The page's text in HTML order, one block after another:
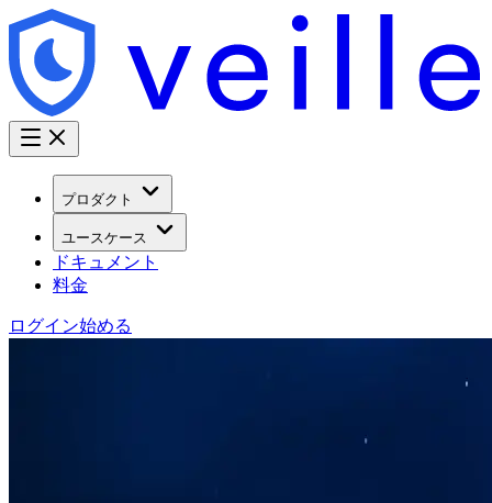
プロダクト
ユースケース
ドキュメント
料金
ログイン始める